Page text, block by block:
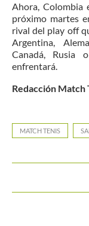
Ahora, Colombia
próximo martes
rival del play off
Argentina,
Canadá, Rusia
enfrentará.
Redacción Match
MATCH TENIS